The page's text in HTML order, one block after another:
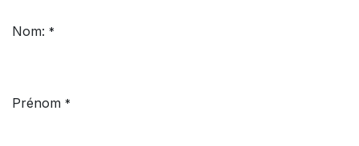
Nom: *
Prénom *